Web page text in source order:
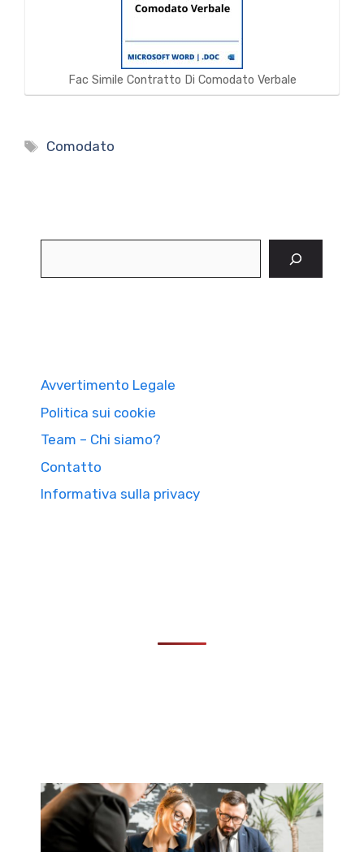
Fac Simile Contratto Di Comodato Verbale
Tag
Comodato
Avvertimento Legale
Politica sui cookie
Team – Chi siamo?
Contatto
Informativa sulla privacy